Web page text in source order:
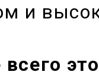
и